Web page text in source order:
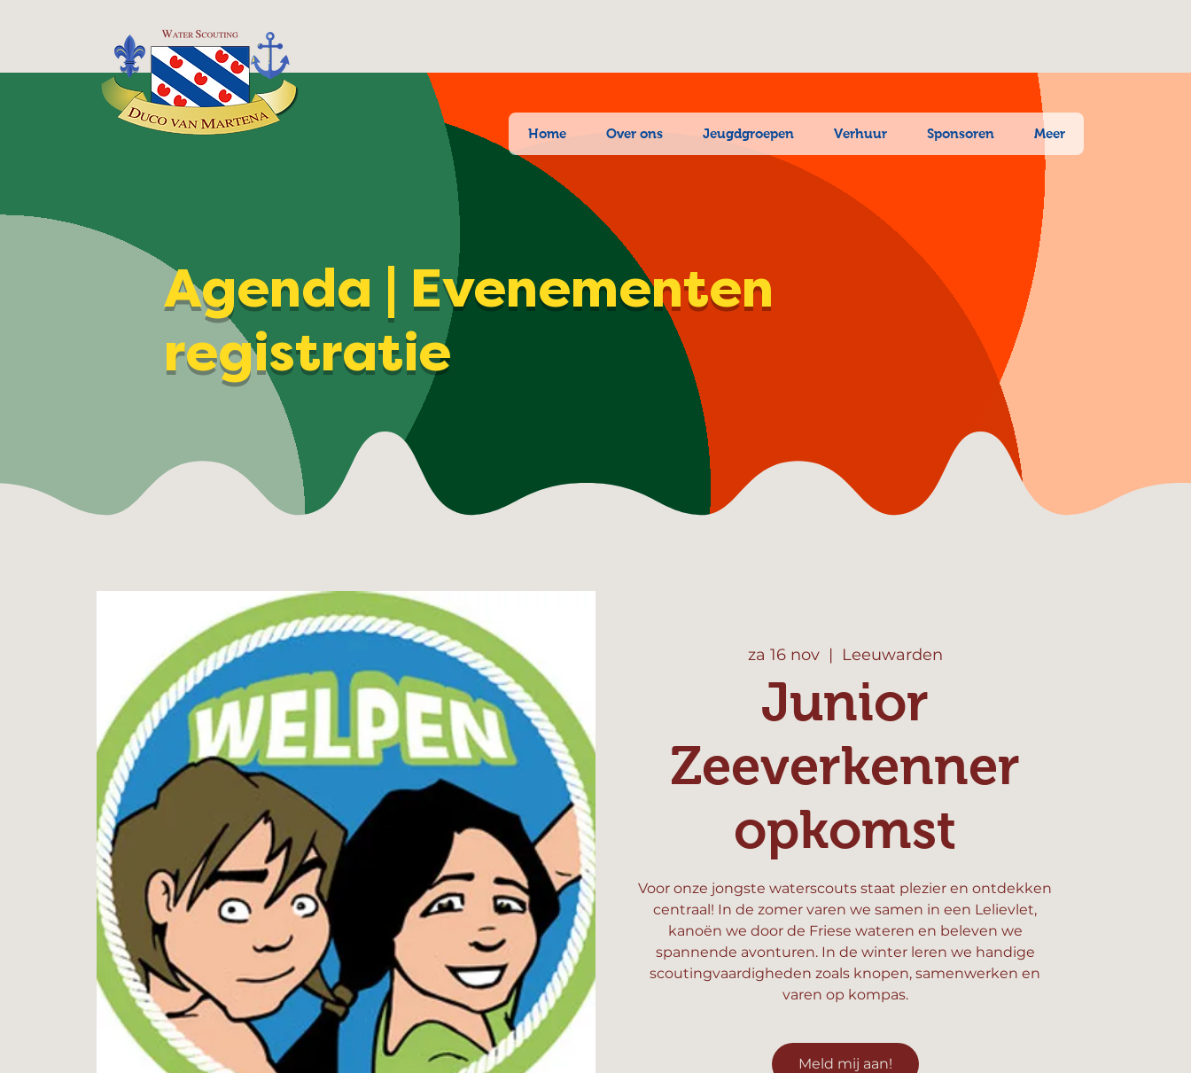
Home Over ons Jeugdgroepen Verhuur Sponsoren Meer
Agenda | Evenementen
registratie
za 16 nov
  |
Leeuwarden
Junior
Zeeverkenner
opkomst
Voor onze jongste waterscouts staat plezier en ontdekken
centraal! In de zomer varen we samen in een Lelievlet,
kanoën we door de Friese wateren en beleven we
spannende avonturen. In de winter leren we handige
scoutingvaardigheden zoals knopen, samenwerken en
varen op kompas.
Meld mij aan!